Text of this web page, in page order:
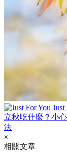
Just
立秋吃什麼？小
法
×
相關文章